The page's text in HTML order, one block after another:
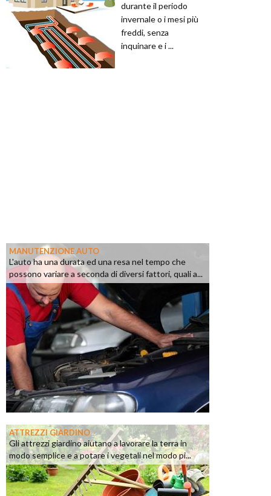
durante il periodo
invernale o i mesi più
freddi, senza
inquinare e i ...
MANUTENZIONE AUTO
L'auto ha una durata ed una resa nel tempo che
possono variare a seconda di diversi fattori, quali a...
ATTREZZI GIARDINO
Gli attrezzi giardino aiutano a lavorare la terra in
modo semplice e a potare i vegetali nel modo pi...